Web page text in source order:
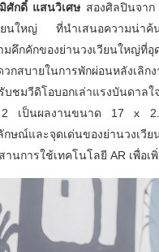
กดิ์ แสนวิเศษสองศิลปินจาก
เวียนใหญ่ ที่นำเสนอความน่
มคึกคักของย่านวงเวียนใหญ่ที่
วกสบายในการพักผ่อนหลังเ
ชมวีดิโอบอกเล่าแรงบันดา
เป็นผลงานขนาด 17 x
กษณ์และจุดเด่นของย่านวงเ
านการใช้เทคโนโลยี AR เพื่อ